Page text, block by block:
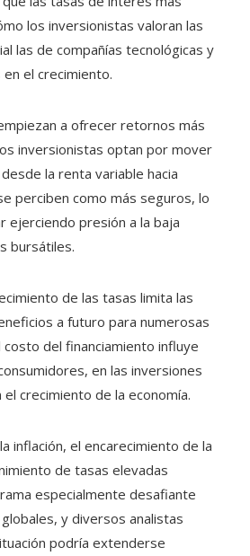
los inversionistas valoran las
las de compañías tecnológicas y
el crecimiento.
a ofrecer retornos más
inversionistas optan por mover
la renta variable hacia
perciben como más seguros, lo
ejerciendo presión a la baja
bursátiles.
de las tasas limita las
a futuro para numerosas
costo del financiamiento influye
en las inversiones
crecimiento de la economía.
inflación, el encarecimiento de la
de tasas elevadas
especialmente desafiante
y diversos analistas
podría extenderse